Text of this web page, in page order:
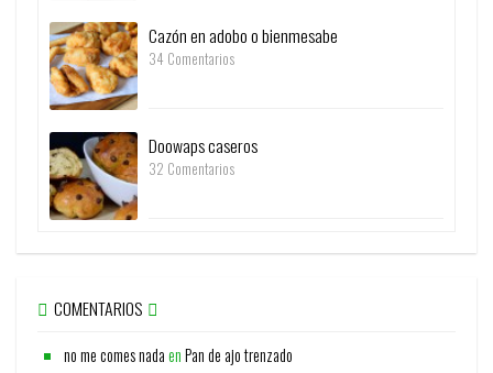
Cazón en adobo o bienmesabe
34 Comentarios
Doowaps caseros
32 Comentarios
COMENTARIOS
no me comes nadaenPan de ajo trenzado